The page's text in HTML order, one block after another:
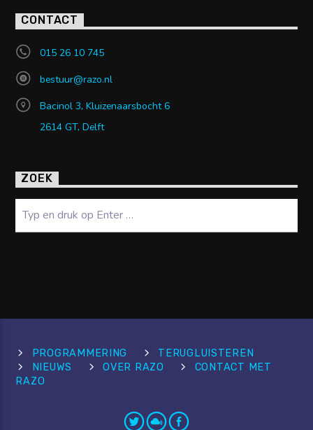
CONTACT
015 26 10 745
bestuur@razo.nl
Bacinol 3, Kluizenaarsbocht 6
2614 GT, Delft
ZOEK
PROGRAMMERING
TERUGLUISTEREN
NIEUWS
OVER RAZO
CONTACT MET
RAZO